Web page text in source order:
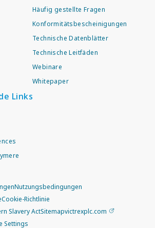
Häufig gestellte Fragen
Konformitätsbescheinigungen
Technische Datenblätter
Technische Leitfäden
Webinare
Whitepaper
Links
Nutzungsbedingungen
Cookie-Richtlinie
Slavery ActSitemapvictrexplc.com
Settings